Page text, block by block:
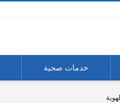
خدمات صحية